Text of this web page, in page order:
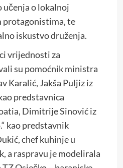
o lokalnoj
protagonistima, te
iskustvo druženja.
vrijednosti za
su pomoćnik ministra
Karalić, Jakša Puljiz iz
predstavnica
Dimitrije Sinović iz
kao predstavnik
chef kuhinje u
a raspravu je modelirala